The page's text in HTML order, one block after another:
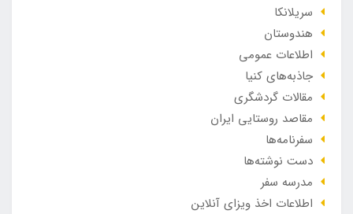
سریلانکا
هندوستان
اطلاعات عمومی
جاذبه‌های کنیا
مقالات گردشگری
مقاصد روستایی ایران
سفرنامه‌ها
دست نوشته‌ها
مدرسه سفر
اطلاعات اخذ ویزای آنلاین